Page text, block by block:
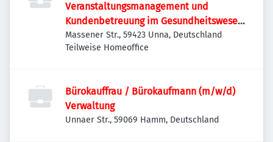
Veranstaltungsmanagement und
Kundenbetreuung im Gesundheitswesen
(m/w/d)
Massener Str., 59423 Unna, Deutschland
Teilweise Homeoffice
Bürokauffrau / Bürokaufmann (m/w/d)
Verwaltung
Unnaer Str., 59069 Hamm, Deutschland